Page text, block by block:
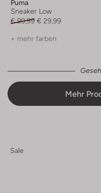
Puma
Sneaker Low
€ 99,99 € 29,99
+ mehr farben
Mehr
Sale